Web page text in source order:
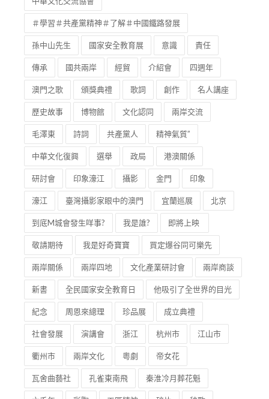
愛，寄給你想念
中華文化交流協會
＃學習＃共產黨精神＃了解＃中國鐵路發展
孫中山先生 國家安全教育展 意識 責任
傳承 國共兩岸 介紹會 四週年
澳門之歌 頒獎典禮 歌詞 創作 名人講座
歷史故事 博物館 文化認同 兩岸交流
毛澤東 詩詞 共產黨人 精神氣質”
中華文化復興 選舉 政局 港澳關係
研討會 印象濠江 攝影 金門 印象
濠江 臺灣攝影家眼中的澳門 宜蘭巡展
到底M城會發生咩事? 我是誰? 即將上映
敬請期待 我是好奇寶寶 買定爆谷同可樂先
兩岸關係 兩岸四地 文化產業研討會 兩岸商談
新書 全民國家安全教育日 他吸引了全世界的目光
紀念 周恩來總理 珍品展 成立典禮
社會發展 演講會 浙江 杭州市
衢州市 兩岸文化 粵劇 帝女花